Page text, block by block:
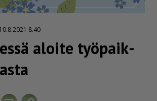
10.8.2021 8.40
aloite työpaik­